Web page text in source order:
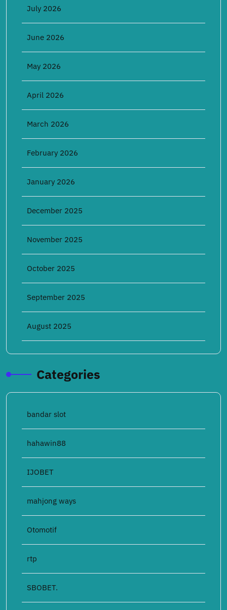
July 2026
June 2026
May 2026
April 2026
March 2026
February 2026
January 2026
December 2025
November 2025
October 2025
September 2025
August 2025
Categories
bandar slot
hahawin88
IJOBET
mahjong ways
Otomotif
rtp
SBOBET.